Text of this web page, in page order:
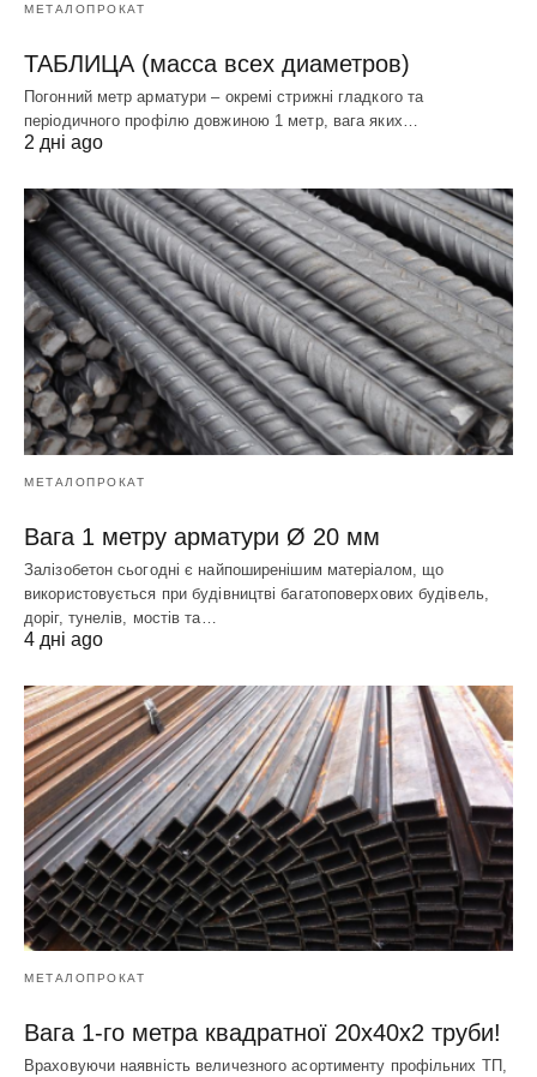
МЕТАЛОПРОКАТ
ТАБЛИЦА (масса всех диаметров)
Погонний метр арматури – окремі стрижні гладкого та
періодичного профілю довжиною 1 метр, вага яких…
2 дні ago
МЕТАЛОПРОКАТ
Вага 1 метру арматури Ø 20 мм
Залізобетон сьогодні є найпоширенішим матеріалом, що
використовується при будівництві багатоповерхових будівель,
доріг, тунелів, мостів та…
4 дні ago
МЕТАЛОПРОКАТ
Вага 1-го метра квадратної 20х40х2 труби!
Враховуючи наявність величезного асортименту профільних ТП,